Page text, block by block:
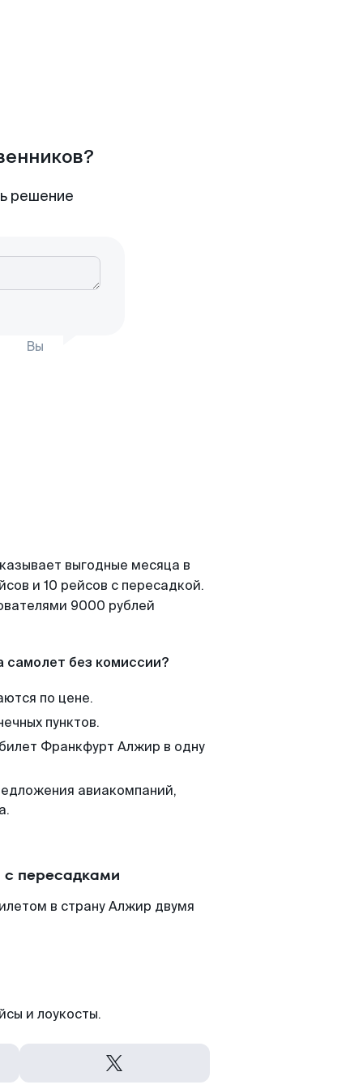
решение
Вы
выгодные месяца в
и 10 рейсов с пересадкой.
9000 рублей
самолет без комиссии?
по цене.
пунктов.
Франкфурт Алжир в одну
авиакомпаний,
пересадками
в страну Алжир двумя
и лоукосты.